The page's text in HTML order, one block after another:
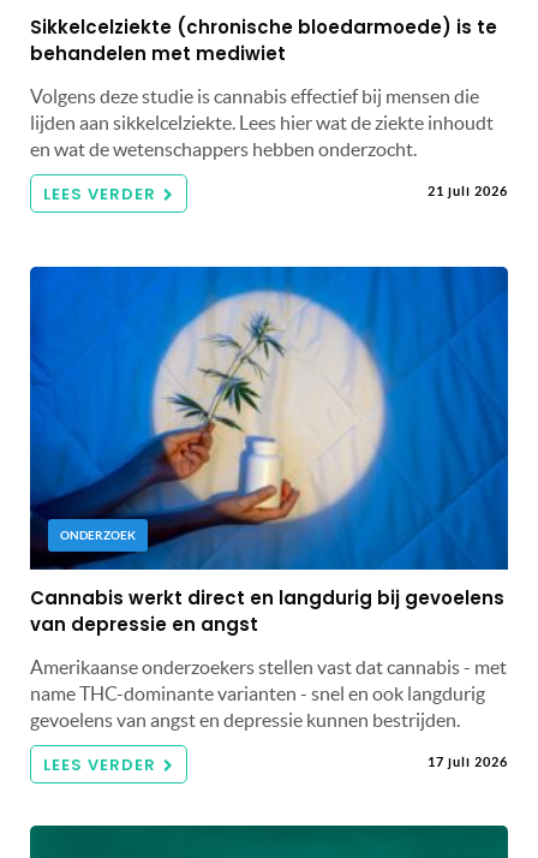
Sikkelcelziekte (chronische bloedarmoede) is te
behandelen met mediwiet
Volgens deze studie is cannabis effectief bij mensen die
lijden aan sikkelcelziekte. Lees hier wat de ziekte inhoudt
en wat de wetenschappers hebben onderzocht.
LEES VERDER 21 juli 2026
ONDERZOEK
Cannabis werkt direct en langdurig bij gevoelens
van depressie en angst
Amerikaanse onderzoekers stellen vast dat cannabis - met
name THC-dominante varianten - snel en ook langdurig
gevoelens van angst en depressie kunnen bestrijden.
LEES VERDER 17 juli 2026